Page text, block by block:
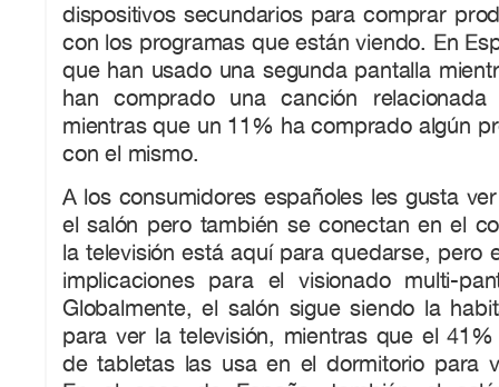
dispositivos secundarios para comprar
con los programas que están viendo. En
que han usado una segunda pantalla
han comprado una canción
mientras que un 11% ha comprado algún
con el mismo.
A los consumidores españoles les gusta
el salón pero también se conectan en el
la televisión está aquí para quedarse, pero
implicaciones para el visionado multi-
Globalmente, el salón sigue siendo la
para ver la televisión, mientras que el
de tabletas las usa en el dormitorio para